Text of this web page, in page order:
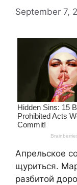
September 7,
Апрельское
щуриться.
разбитой